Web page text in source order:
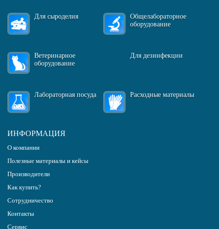
Для сыроделия
Общелабораторное
оборудование
Ветеринарное
оборудование
Для дезинфекции
Лабораторная посуда Расходные материалы
ИНФОРМАЦИЯ
О компании
Полезные материалы и кейсы
Производители
Как купить?
Сотрудничество
Контакты
Сервис